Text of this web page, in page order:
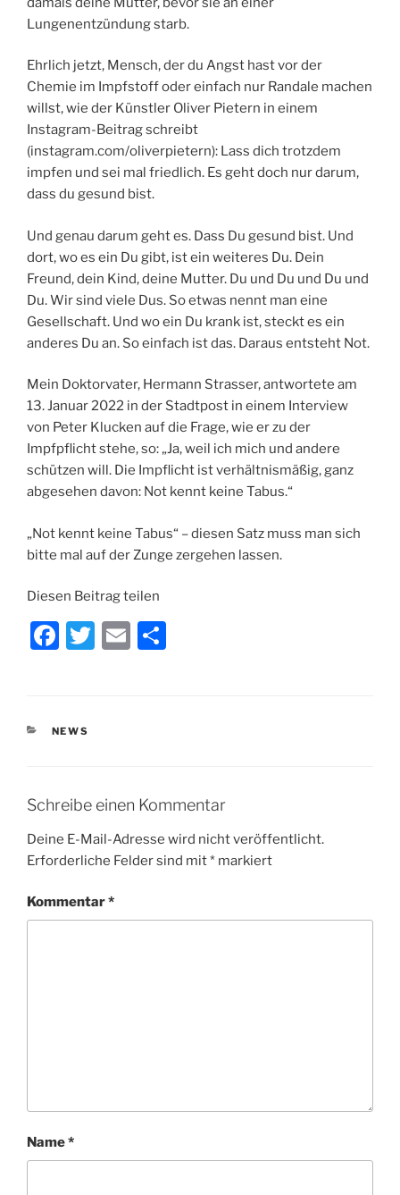
Lungenentzündung starb.
Ehrlich jetzt, Mensch, der du Angst hast vor der
Chemie im Impfstoff oder einfach nur Randale machen
willst, wie der Künstler Oliver Pietern in einem
Instagram-Beitrag schreibt
(instagram.com/oliverpietern): Lass dich trotzdem
impfen und sei mal friedlich. Es geht doch nur darum,
dass du gesund bist.
Und genau darum geht es. Dass Du gesund bist. Und
dort, wo es ein Du gibt, ist ein weiteres Du. Dein
Freund, dein Kind, deine Mutter. Du und Du und Du und
Du. Wir sind viele Dus. So etwas nennt man eine
Gesellschaft. Und wo ein Du krank ist, steckt es ein
anderes Du an. So einfach ist das. Daraus entsteht Not.
Mein Doktorvater, Hermann Strasser, antwortete am
13. Januar 2022 in der Stadtpost in einem Interview
von Peter Klucken auf die Frage, wie er zu der
Impfpflicht stehe, so: „Ja, weil ich mich und andere
schützen will. Die Impflicht ist verhältnismäßig, ganz
abgesehen davon: Not kennt keine Tabus.“
„Not kennt keine Tabus“ – diesen Satz muss man sich
bitte mal auf der Zunge zergehen lassen.
Diesen Beitrag teilen
F
e
o
k
T
E
KATEGORIEN
NEWS
Schreibe einen Kommentar
Deine E-Mail-Adresse wird nicht veröffentlicht.
Erforderliche Felder sind mit* markiert
Kommentar*
Name*